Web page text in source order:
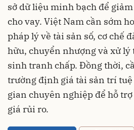
sở dữ liệu minh bạch để
cho vay. Việt Nam cần sớm
pháp lý về tài sản số, cơ chế
hữu, chuyển nhượng và xử
sinh tranh chấp. Đồng thời,
trường định giá tài sản trí tuệ
gian chuyên nghiệp để hỗ
giá rủi ro.